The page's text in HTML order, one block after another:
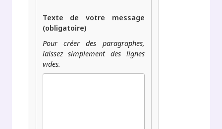
Texte de votre message
(obligatoire)
Pour créer des paragraphes,
laissez simplement des lignes
vides.